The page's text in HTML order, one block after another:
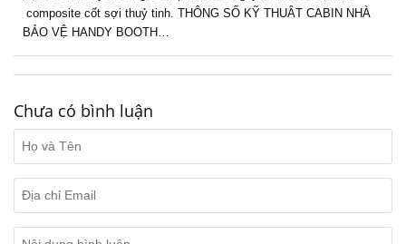
composite cốt sợi thuỷ tinh. THÔNG SỐ KỸ THUÂT CABIN NHÀ
BẢO VỆ HANDY BOOTH…
Chưa có bình luận